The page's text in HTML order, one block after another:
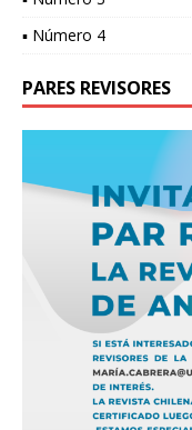
▪ Número 4
PARES REVISORES